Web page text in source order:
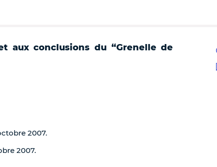
aux conclusions du “Grenelle de
2007.
2007.